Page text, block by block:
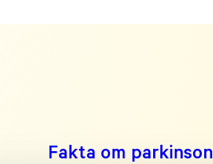
Fakta om parkinson